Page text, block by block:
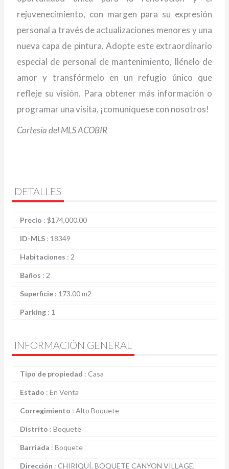
rejuvenecimiento, con margen para su expresión
personal a través de actualizaciones menores y una
nueva capa de pintura. Adopte este extraordinario
especial de personal de mantenimiento, llénelo de
amor y transfórmelo en un refugio único que
refleje su visión. Para obtener más información o
programar una visita, ¡comuníquese con nosotros!
Cortesía del MLS ACOBIR
DETALLES
Precio : $174,000.00
ID-MLS : 18349
Habitaciones : 2
Baños : 2
Superficie : 173.00 m2
Parking : 1
INFORMACIÓN GENERAL
Tipo de propiedad : Casa
Estado : En Venta
Corregimiento : Alto Boquete
Distrito : Boquete
Barriada : Boquete
Dirección : CHIRIQUÍ, BOQUETE CANYON VILLAGE,